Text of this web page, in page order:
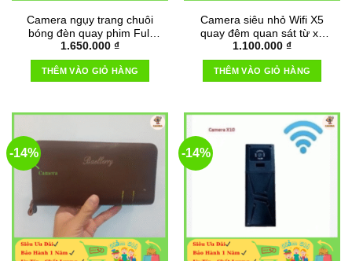
Camera ngụy trang chuôi
bóng đèn quay phim Full
HD 1080P
1.650.000 ₫
THÊM VÀO GIỎ HÀNG
Camera siêu nhỏ Wifi X5
quay đêm quan sát từ xa
qua điện thoại
1.100.000 ₫
THÊM VÀO GIỎ HÀNG
-14% -14%